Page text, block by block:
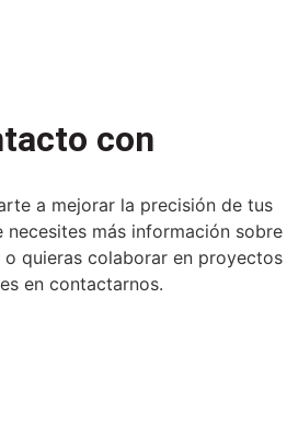
con
a mejorar la precisión de tus
necesites más información sobre
o quieras colaborar en proyectos
en contactarnos.